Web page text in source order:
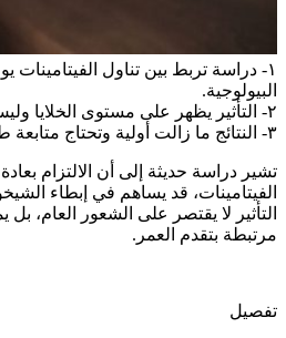
١- دراسة تربط بين تناول الفيتامينات
البيولوجية.
٢- التأثير يظهر على مستوى الخلايا وليس الشكل الخارجي فقط.
٣- النتائج ما زالت أولية وتحتاج متابعة طويلة.
تشير دراسة حديثة إلى أن الالتزام
الفيتامينات، قد يساهم في إبطاء
التأثير لا يقتصر على الشعور العام،
مرتبطة بتقدم العمر.
تفصيل